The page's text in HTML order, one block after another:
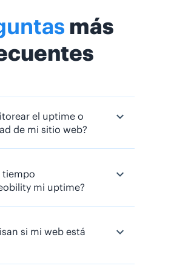
más
el uptime o
de mi sitio web?
web visible y en
(lo que se conoce
es vital para que no
costado conseguir.
tiempo
mi uptime?
un intervalo de
entre 1* y
si mi web está